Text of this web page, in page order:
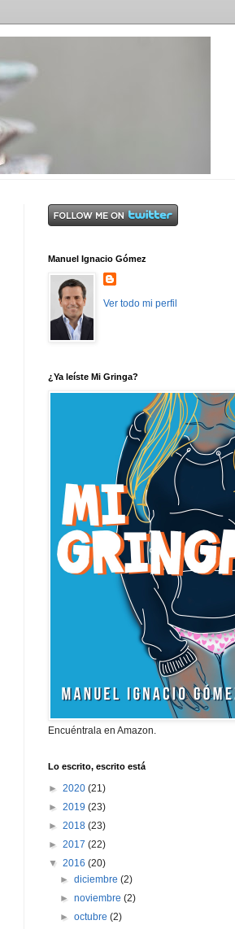
Manuel Ignacio Gómez
Ver todo mi perfil
¿Ya leíste Mi Gringa?
Encuéntrala en Amazon.
Lo escrito, escrito está
► 2020 (21)
► 2019 (23)
► 2018 (23)
► 2017 (22)
▼ 2016 (20)
►diciembre(2)
►noviembre(2)
►octubre(2)